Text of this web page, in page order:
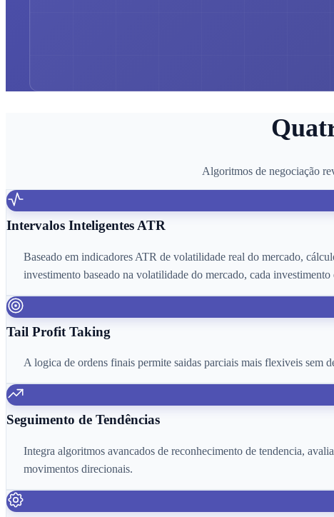
Algoritmos de negociação
Intervalos Inteligentes ATR
Baseado em indicadores ATR de volatilidade real do mercado,
investimento baseado na volatilidade do mercado, cada
Tail Profit Taking
A logica de ordens finais permite saidas parciais mais flexiveis sem
Seguimento de Tendências
Integra algoritmos avancados de reconhecimento de tendencia,
movimentos direcionais.